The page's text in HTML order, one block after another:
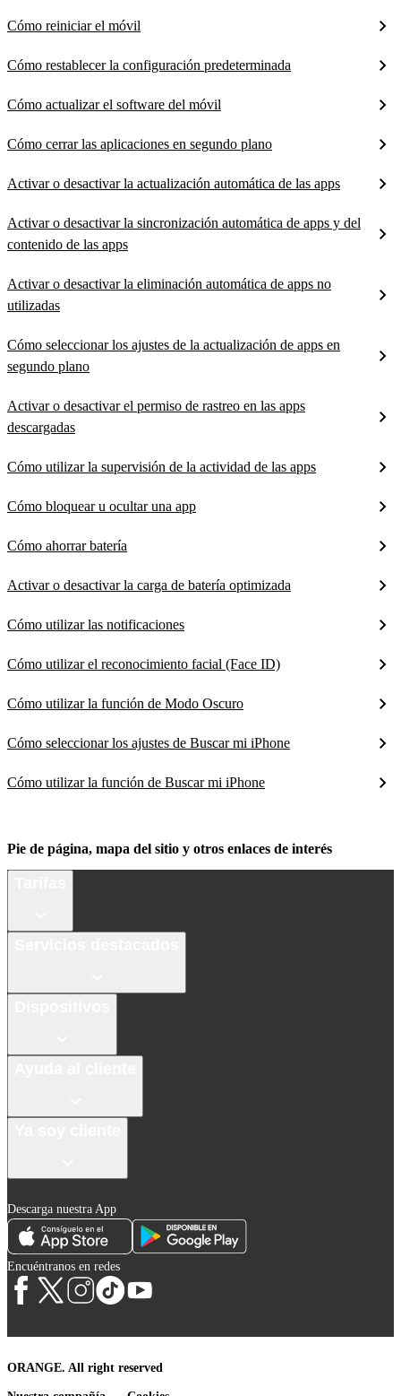
Cómo reiniciar el móvil
Cómo restablecer la configuración predeterminada
Cómo actualizar el software del móvil
Cómo cerrar las aplicaciones en segundo plano
Activar o desactivar la actualización automática de las apps
Activar o desactivar la sincronización automática de apps y del
contenido de las apps
Activar o desactivar la eliminación automática de apps no
utilizadas
Cómo seleccionar los ajustes de la actualización de apps en
segundo plano
Activar o desactivar el permiso de rastreo en las apps
descargadas
Cómo utilizar la supervisión de la actividad de las apps
Cómo bloquear u ocultar una app
Cómo ahorrar batería
Activar o desactivar la carga de batería optimizada
Cómo utilizar las notificaciones
Cómo utilizar el reconocimiento facial (Face ID)
Cómo utilizar la función de Modo Oscuro
Cómo seleccionar los ajustes de Buscar mi iPhone
Cómo utilizar la función de Buscar mi iPhone
Pie de página, mapa del sitio y otros enlaces de interés
Descarga nuestra App
Encuéntranos en redes
ORANGE. All right reserved